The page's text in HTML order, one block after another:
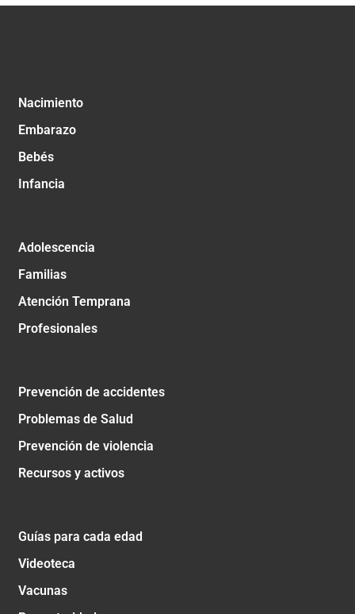
Nacimiento
Embarazo
Bebés
Infancia
Adolescencia
Familias
Atención Temprana
Profesionales
Prevención de accidentes
Problemas de Salud
Prevención de violencia
Recursos y activos
Guías para cada edad
Videoteca
Vacunas